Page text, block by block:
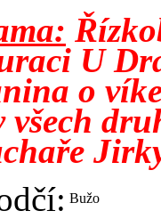
U
o
všech
Bužo